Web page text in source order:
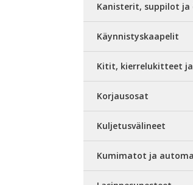
Kanisterit, suppilot ja
Käynnistyskaapelit
Kitit, kierrelukitteet
Korjausosat
Kuljetusvälineet
Kumimatot ja